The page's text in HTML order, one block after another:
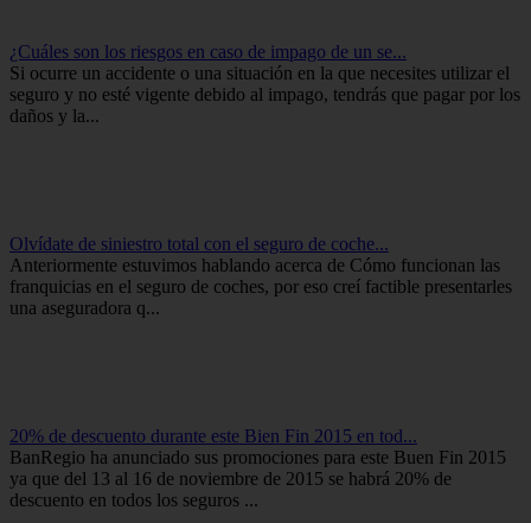
¿Cuáles son los riesgos en caso de impago de un se...
Si ocurre un accidente o una situación en la que necesites utilizar el
seguro y no esté vigente debido al impago, tendrás que pagar por los
daños y la...
Olvídate de siniestro total con el seguro de coche...
Anteriormente estuvimos hablando acerca de Cómo funcionan las
franquicias en el seguro de coches, por eso creí factible presentarles
una aseguradora q...
20% de descuento durante este Bien Fin 2015 en tod...
BanRegio ha anunciado sus promociones para este Buen Fin 2015
ya que del 13 al 16 de noviembre de 2015 se habrá 20% de
descuento en todos los seguros ...